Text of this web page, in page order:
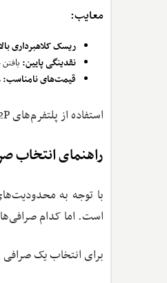
معایب:
ریسک کلاهبرداری
نقدینگی پایین:
قیمت‌های نامناسب:
استفاده از پلتفرم‌های P2P که یک سیستم امانی (Escrow) برای نگهداری بیت کوین در طول معامله دارند، می‌تواند ریسک را کاهش دهد.
راهنمای انتخاب
با توجه به
است. اما کدام
برای انتخاب یک صرافی